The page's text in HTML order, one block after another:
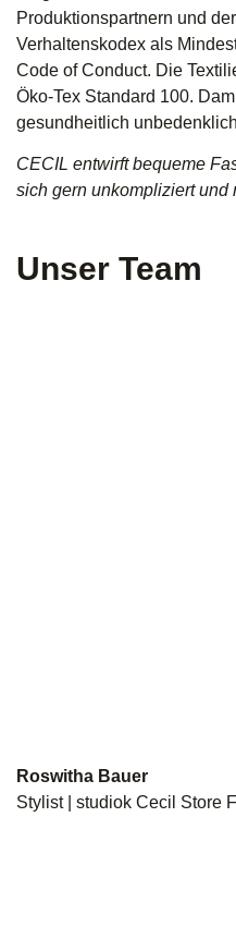
Produktionspartnern und
Verhaltenskodex als
Code of Conduct. Die
Öko-Tex Standard 100.
gesundheitlich
CECIL entwirft bequeme
sich gern unkompliziert und
Unser Team
Roswitha Bauer
Stylist | studiok Cecil Store